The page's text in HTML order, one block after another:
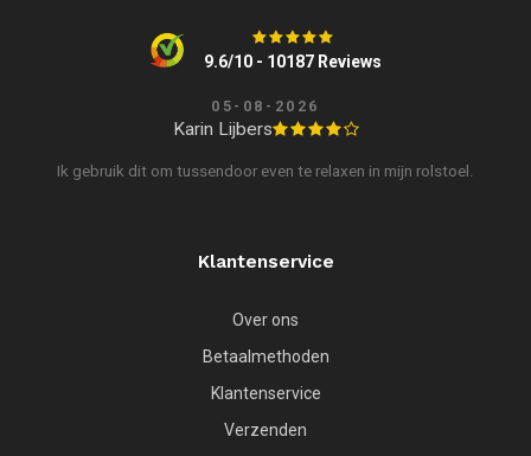
9.6/10 - 10187 Reviews
05-08-2026
Karin Lijbers
Ik gebruik dit om tussendoor even te relaxen in mijn rolstoel.
Klantenservice
Over ons
Betaalmethoden
Klantenservice
Verzenden